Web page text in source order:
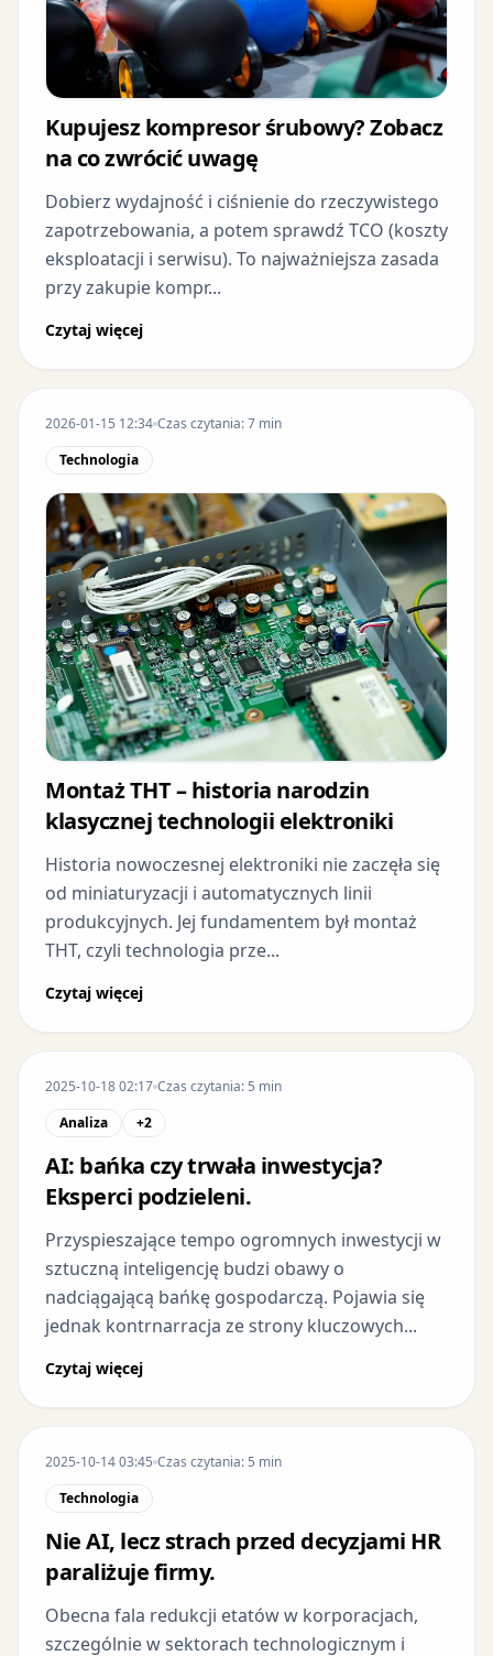
Kupujesz kompresor śrubowy? Zobacz
na co zwrócić uwagę
Dobierz wydajność i ciśnienie do rzeczywistego
zapotrzebowania, a potem sprawdź TCO (koszty
eksploatacji i serwisu). To najważniejsza zasada
przy zakupie kompr...
Czytaj więcej
2026-01-15 12:34 Czas czytania: 7 min
Technologia
Montaż THT – historia narodzin
klasycznej technologii elektroniki
Historia nowoczesnej elektroniki nie zaczęła się
od miniaturyzacji i automatycznych linii
produkcyjnych. Jej fundamentem był montaż
THT, czyli technologia prze...
Czytaj więcej
2025-10-18 02:17 Czas czytania: 5 min
Analiza
+2
AI: bańka czy trwała inwestycja?
Eksperci podzieleni.
Przyspieszające tempo ogromnych inwestycji w
sztuczną inteligencję budzi obawy o
nadciągającą bańkę gospodarczą. Pojawia się
jednak kontrnarracja ze strony kluczowych...
Czytaj więcej
2025-10-14 03:45 Czas czytania: 5 min
Technologia
Nie AI, lecz strach przed decyzjami HR
paraliżuje firmy.
Obecna fala redukcji etatów w korporacjach,
szczególnie w sektorach technologicznym i